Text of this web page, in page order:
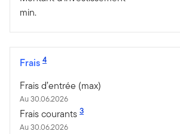
min.
Frais 4
Frais d’entrée (max)
Au 30.06.2026
Frais courants 3
Au 30.06.2026